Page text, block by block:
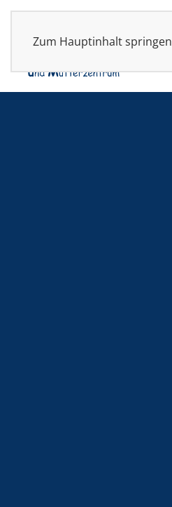
Zum Hauptinhalt springen